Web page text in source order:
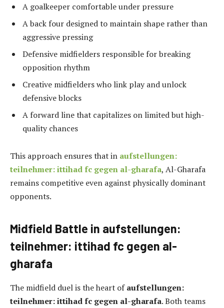
A goalkeeper comfortable under pressure
A back four designed to maintain shape rather than
aggressive pressing
Defensive midfielders responsible for breaking
opposition rhythm
Creative midfielders who link play and unlock
defensive blocks
A forward line that capitalizes on limited but high-
quality chances
This approach ensures that in aufstellungen:
teilnehmer: ittihad fc gegen al-gharafa, Al-Gharafa
remains competitive even against physically dominant
opponents.
Midfield Battle in aufstellungen:
teilnehmer: ittihad fc gegen al-
gharafa
The midfield duel is the heart ofaufstellungen:
teilnehmer: ittihad fc gegen al-gharafa. Both teams